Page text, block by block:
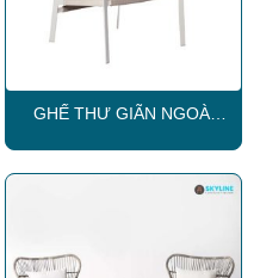
GHẾ THƯ GIÃN NGOÀI